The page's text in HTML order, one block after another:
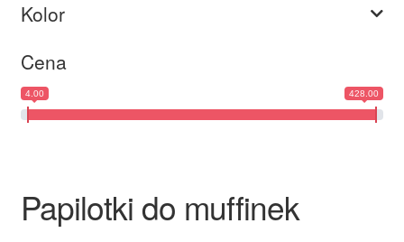
Blog
Wyprzedaż
Nowości
Papilotki do muffinek
Kolor
Cena
4.00 428.00